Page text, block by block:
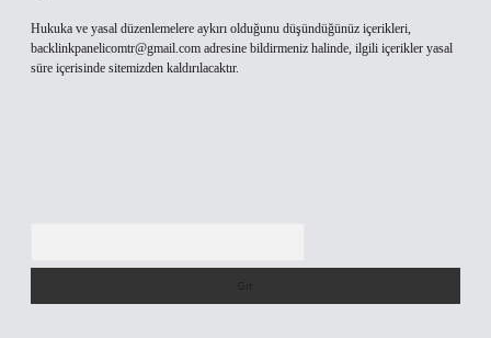
Hukuka ve yasal düzenlemelere aykırı olduğunu düşündüğünüz içerikleri,
backlinkpanelicomtr@gmail.com adresine bildirmeniz halinde, ilgili içerikler yasal
süre içerisinde sitemizden kaldırılacaktır.